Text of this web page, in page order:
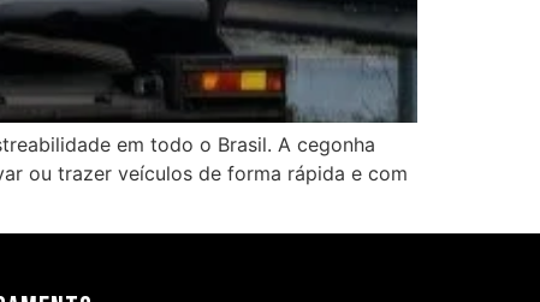
em todo o Brasil. A cegonha
ou trazer veículos de forma rápida e com